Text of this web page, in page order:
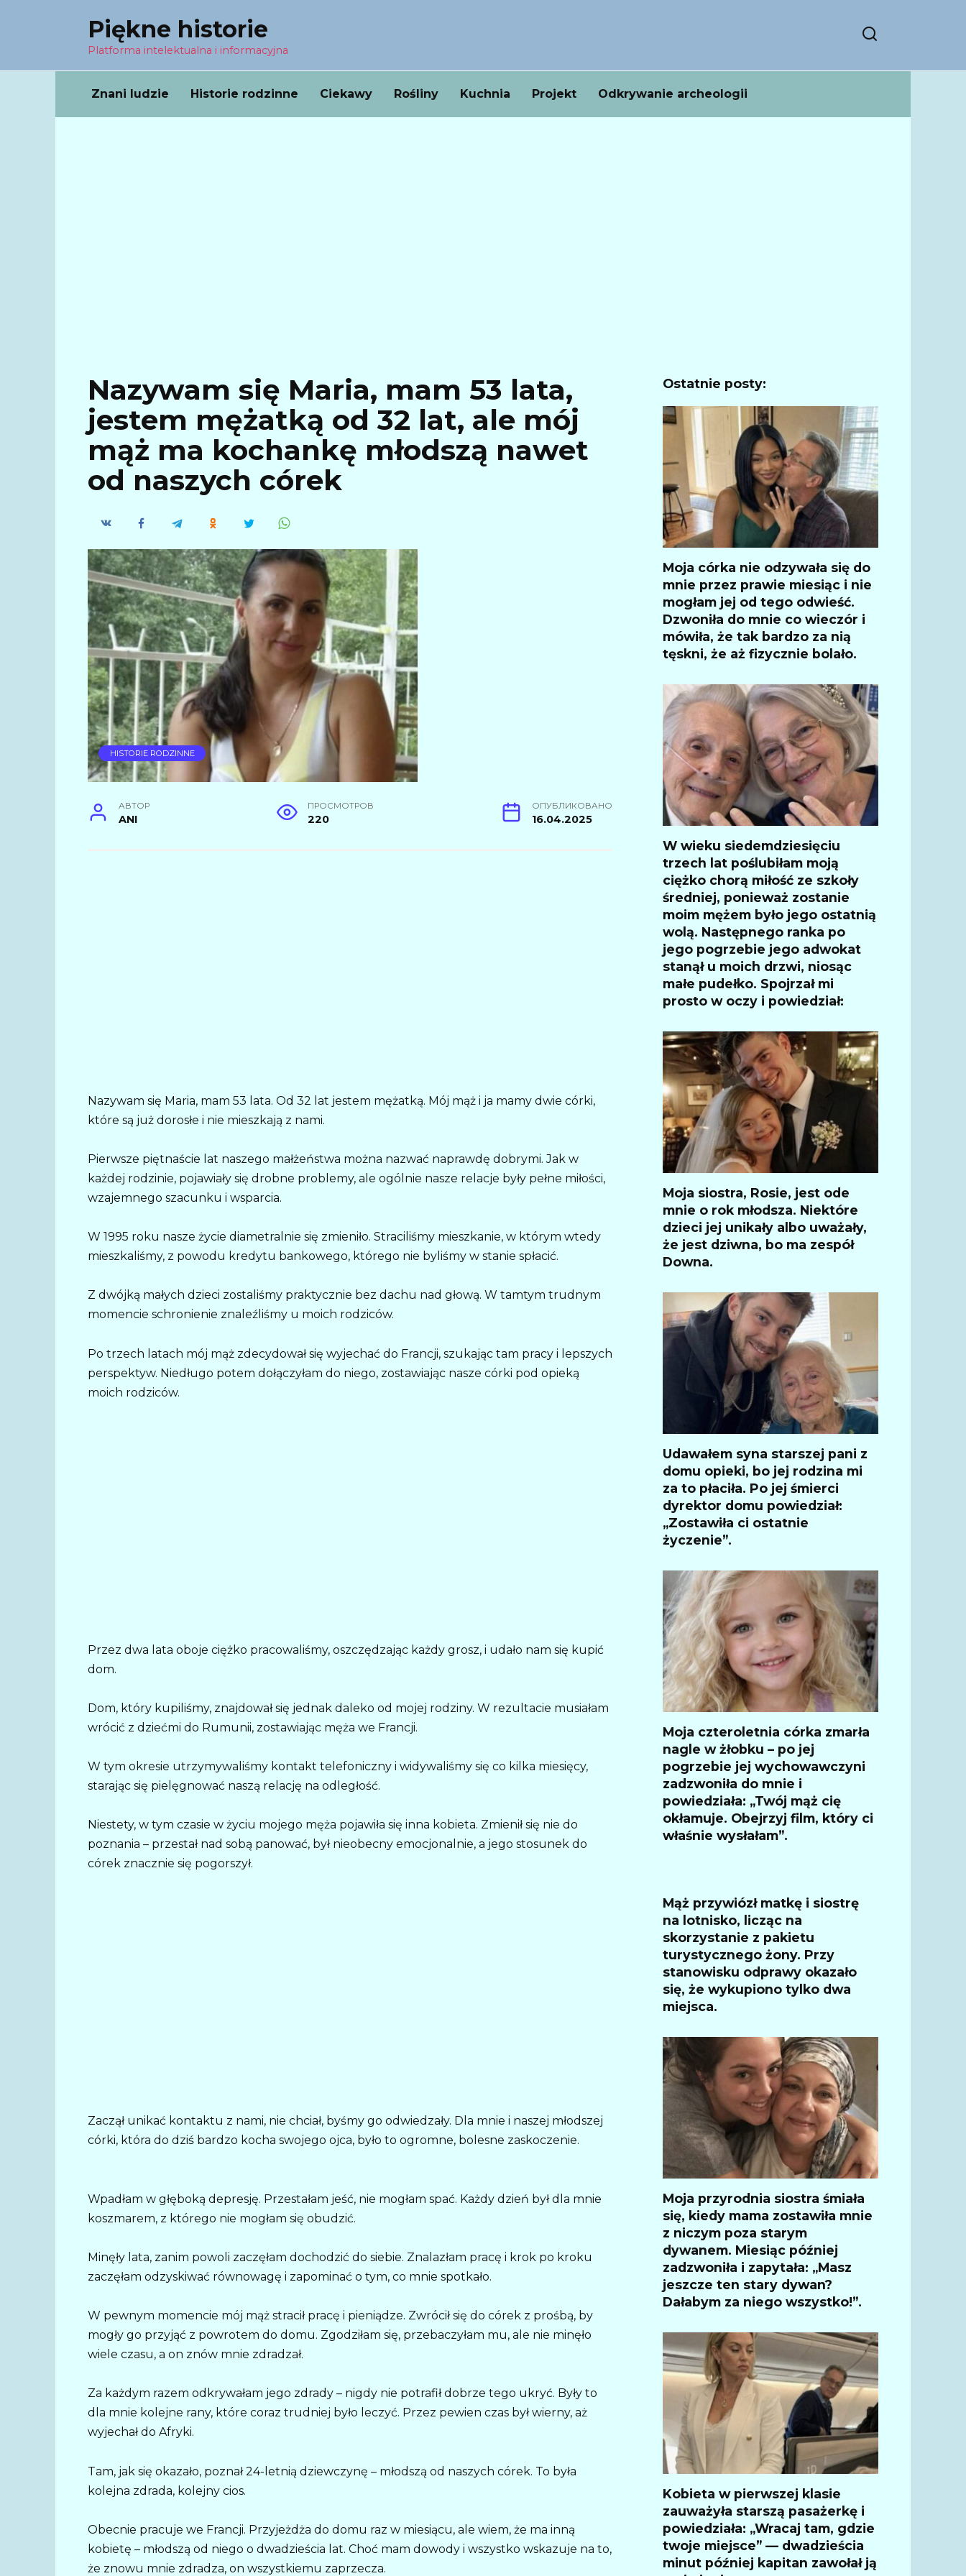
Piękne historie
Platforma intelektualna i informacyjna
Znani ludzie Historie rodzinne Ciekawy Rośliny Kuchnia Projekt Odkrywanie archeologii
Nazywam się Maria, mam 53 lata,
jestem mężatką od 32 lat, ale mój
mąż ma kochankę młodszą nawet
od naszych córek
HISTORIE RODZINNE
АВТОР
ANI
ПРОСМОТРОВ
220
ОПУБЛИКОВАНО
16.04.2025
Nazywam się Maria, mam 53 lata. Od 32 lat jestem mężatką. Mój mąż i ja mamy dwie córki,
które są już dorosłe i nie mieszkają z nami.
Pierwsze piętnaście lat naszego małżeństwa można nazwać naprawdę dobrymi. Jak w
każdej rodzinie, pojawiały się drobne problemy, ale ogólnie nasze relacje były pełne miłości,
wzajemnego szacunku i wsparcia.
W 1995 roku nasze życie diametralnie się zmieniło. Straciliśmy mieszkanie, w którym wtedy
mieszkaliśmy, z powodu kredytu bankowego, którego nie byliśmy w stanie spłacić.
Z dwójką małych dzieci zostaliśmy praktycznie bez dachu nad głową. W tamtym trudnym
momencie schronienie znaleźliśmy u moich rodziców.
Po trzech latach mój mąż zdecydował się wyjechać do Francji, szukając tam pracy i lepszych
perspektyw. Niedługo potem dołączyłam do niego, zostawiając nasze córki pod opieką
moich rodziców.
Przez dwa lata oboje ciężko pracowaliśmy, oszczędzając każdy grosz, i udało nam się kupić
dom.
Dom, który kupiliśmy, znajdował się jednak daleko od mojej rodziny. W rezultacie musiałam
wrócić z dziećmi do Rumunii, zostawiając męża we Francji.
W tym okresie utrzymywaliśmy kontakt telefoniczny i widywaliśmy się co kilka miesięcy,
starając się pielęgnować naszą relację na odległość.
Niestety, w tym czasie w życiu mojego męża pojawiła się inna kobieta. Zmienił się nie do
poznania – przestał nad sobą panować, był nieobecny emocjonalnie, a jego stosunek do
córek znacznie się pogorszył.
Zaczął unikać kontaktu z nami, nie chciał, byśmy go odwiedzały. Dla mnie i naszej młodszej
córki, która do dziś bardzo kocha swojego ojca, było to ogromne, bolesne zaskoczenie.
Wpadłam w głęboką depresję. Przestałam jeść, nie mogłam spać. Każdy dzień był dla mnie
koszmarem, z którego nie mogłam się obudzić.
Minęły lata, zanim powoli zaczęłam dochodzić do siebie. Znalazłam pracę i krok po kroku
zaczęłam odzyskiwać równowagę i zapominać o tym, co mnie spotkało.
W pewnym momencie mój mąż stracił pracę i pieniądze. Zwrócił się do córek z prośbą, by
mogły go przyjąć z powrotem do domu. Zgodziłam się, przebaczyłam mu, ale nie minęło
wiele czasu, a on znów mnie zdradzał.
Za każdym razem odkrywałam jego zdrady – nigdy nie potrafił dobrze tego ukryć. Były to
dla mnie kolejne rany, które coraz trudniej było leczyć. Przez pewien czas był wierny, aż
wyjechał do Afryki.
Tam, jak się okazało, poznał 24-letnią dziewczynę – młodszą od naszych córek. To była
kolejna zdrada, kolejny cios.
Obecnie pracuje we Francji. Przyjeżdża do domu raz w miesiącu, ale wiem, że ma inną
kobietę – młodszą od niego o dwadzieścia lat. Choć mam dowody i wszystko wskazuje na to,
że znowu mnie zdradza, on wszystkiemu zaprzecza.
Ostatnie posty:
Moja córka nie odzywała się do
mnie przez prawie miesiąc i nie
mogłam jej od tego odwieść.
Dzwoniła do mnie co wieczór i
mówiła, że ​​tak bardzo za nią
tęskni, że aż fizycznie bolało.
W wieku siedemdziesięciu
trzech lat poślubiłam moją
ciężko chorą miłość ze szkoły
średniej, ponieważ zostanie
moim mężem było jego ostatnią
wolą. Następnego ranka po
jego pogrzebie jego adwokat
stanął u moich drzwi, niosąc
małe pudełko. Spojrzał mi
prosto w oczy i powiedział:
Moja siostra, Rosie, jest ode
mnie o rok młodsza. Niektóre
dzieci jej unikały albo uważały,
że jest dziwna, bo ma zespół
Downa.
Udawałem syna starszej pani z
domu opieki, bo jej rodzina mi
za to płaciła. Po jej śmierci
dyrektor domu powiedział:
„Zostawiła ci ostatnie
życzenie”.
Moja czteroletnia córka zmarła
nagle w żłobku – po jej
pogrzebie jej wychowawczyni
zadzwoniła do mnie i
powiedziała: „Twój mąż cię
okłamuje. Obejrzyj film, który ci
właśnie wysłałam”.
Mąż przywiózł matkę i siostrę
na lotnisko, licząc na
skorzystanie z pakietu
turystycznego żony. Przy
stanowisku odprawy okazało
się, że wykupiono tylko dwa
miejsca.
Moja przyrodnia siostra śmiała
się, kiedy mama zostawiła mnie
z niczym poza starym
dywanem. Miesiąc później
zadzwoniła i zapytała: „Masz
jeszcze ten stary dywan?
Dałabym za niego wszystko!”.
Kobieta w pierwszej klasie
zauważyła starszą pasażerkę i
powiedziała: „Wracaj tam, gdzie
twoje miejsce” — dwadzieścia
minut później kapitan zawołał ją